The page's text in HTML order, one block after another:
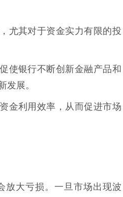
尤其对于资金实力有限的投
使银行不断创新金融产品和
发展。
金利用效率，从而促进市场
放大亏损。一旦市场出现波